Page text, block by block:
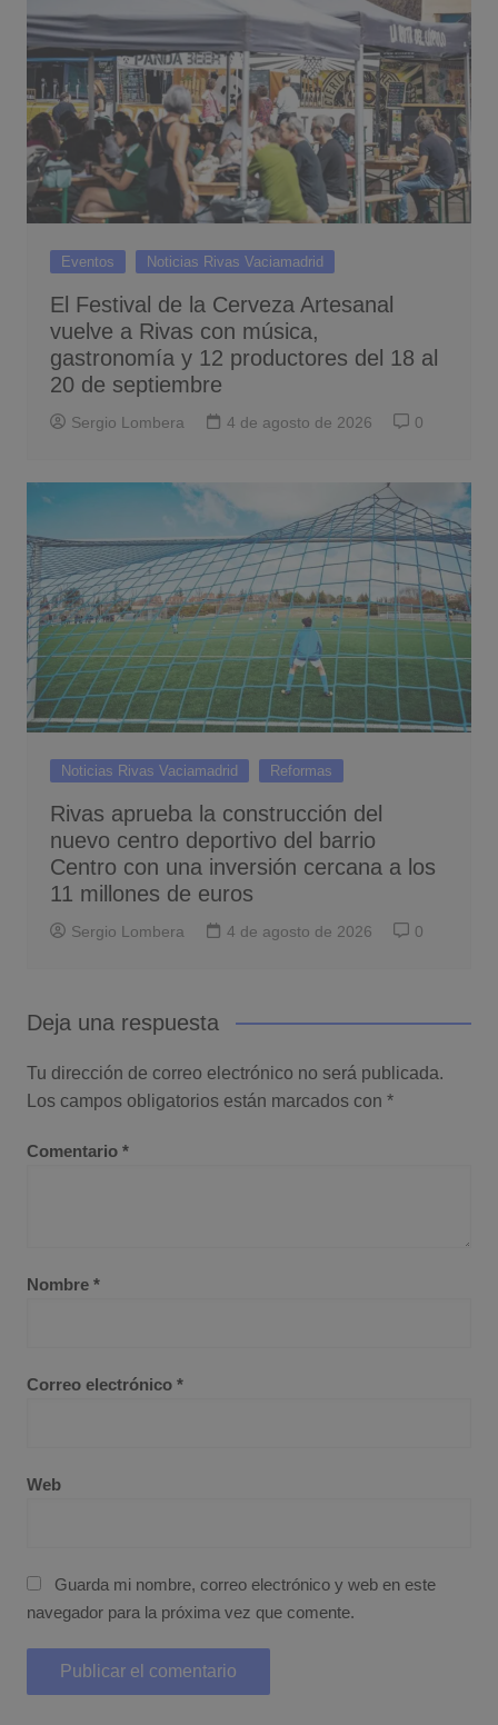
Eventos Noticias Rivas Vaciamadrid
El Festival de la Cerveza Artesanal
vuelve a Rivas con música,
gastronomía y 12 productores del 18 al
20 de septiembre
Sergio Lombera 4 de agosto de 2026 0
Noticias Rivas Vaciamadrid Reformas
Rivas aprueba la construcción del
nuevo centro deportivo del barrio
Centro con una inversión cercana a los
11 millones de euros
Sergio Lombera 4 de agosto de 2026 0
Deja una respuesta
Tu dirección de correo electrónico no será publicada.
Los campos obligatorios están marcados con *
Comentario *
Nombre *
Correo electrónico *
Web
Guarda mi nombre, correo electrónico y web en este
navegador para la próxima vez que comente.